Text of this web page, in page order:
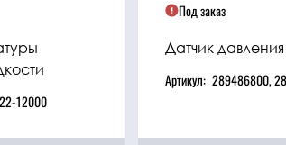
12000
Под заказ
Датчик
Артикул: 289486800,